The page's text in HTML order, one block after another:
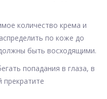
количество крема и
по коже до
быть восходящими.
попадания в глаза, в
прекратите